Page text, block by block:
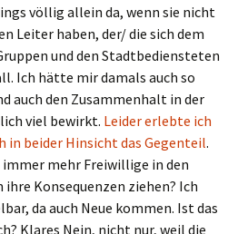
völlig allein da, wenn sie nicht
Leiter haben, der/ die sich dem
und den Stadtbediensteten
Ich hätte mir damals auch so
auch den Zusammenhalt in der
viel bewirkt. Leider erlebte ich
in beider Hinsicht das Gegenteil.
mehr Freiwillige in den
Konsequenzen ziehen? Ich
da auch Neue kommen. Ist das
Klares Nein, nicht nur, weil die